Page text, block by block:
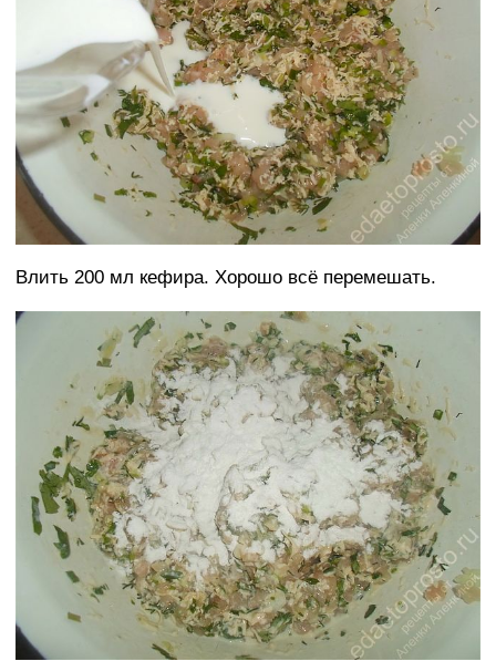
Влить 200 мл кефира. Хорошо всё перемешать.